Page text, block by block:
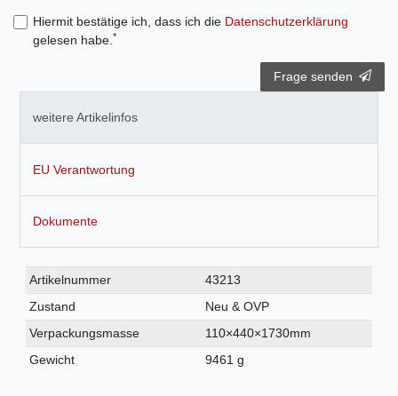
Hiermit bestätige ich, dass ich die Daten­schutz­erklärung
gelesen habe. *
Frage senden
weitere Artikelinfos
EU Verantwortung
Dokumente
Technisches
Merkmal
Wert
Artikelnummer
43213
Zustand
Neu & OVP
Verpackungsmasse
110×440×1730mm
Gewicht
9461 g